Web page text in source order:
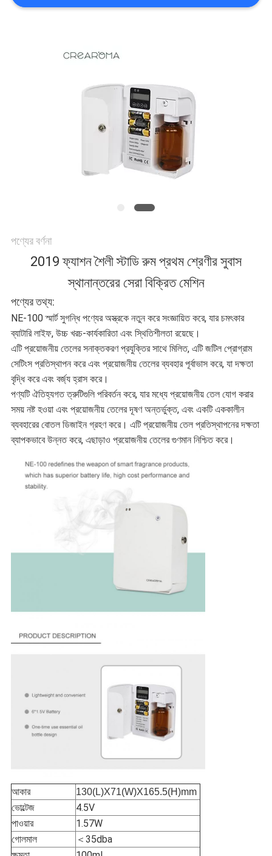
করুন
ম্যাপ
নীতি
পণ্যের বর্ণনা
2019 ফ্যাশন শৈলী স্টাডি রুম প্রথম শ্রেণীর সুবাস
স্থানান্তরের সেরা বিক্রিত মেশিন
পণ্যের তথ্য:
NE-100 স্মার্ট সুগন্ধি পণ্যের অস্ত্রকে নতুন করে সংজ্ঞায়িত করে, যার চমৎকার
ব্যাটারি লাইফ, উচ্চ খরচ-কার্যকারিতা এবং স্থিতিশীলতা রয়েছে।
এটি প্রয়োজনীয় তেলের সনাক্তকরণ প্রযুক্তির সাথে মিলিত, এটি জটিল প্রোগ্রাম
সেটিংস প্রতিস্থাপন করে এবং প্রয়োজনীয় তেলের ব্যবহার পূর্বাভাস করে, যা দক্ষতা
বৃদ্ধি করে এবং বর্জ্য হ্রাস করে।
পণ্যটি ঐতিহ্যগত ত্রুটিগুলি পরিবর্তন করে, যার মধ্যে প্রয়োজনীয় তেল যোগ করার
সময় নষ্ট হওয়া এবং প্রয়োজনীয় তেলের দূষণ অন্তর্ভুক্ত, এবং একটি এককালীন
ব্যবহারের বোতল ডিজাইন গ্রহণ করে। এটি প্রয়োজনীয় তেল প্রতিস্থাপনের দক্ষতা
ব্যাপকভাবে উন্নত করে, এছাড়াও প্রয়োজনীয় তেলের গুণমান নিশ্চিত করে।
আকার 130(L)X71(W)X165.5(H)mm
ভোল্টেজ
4.5V
পাওয়ার
1.57W
গোলমাল
＜35dba